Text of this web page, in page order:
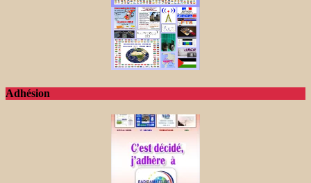
Adhésion